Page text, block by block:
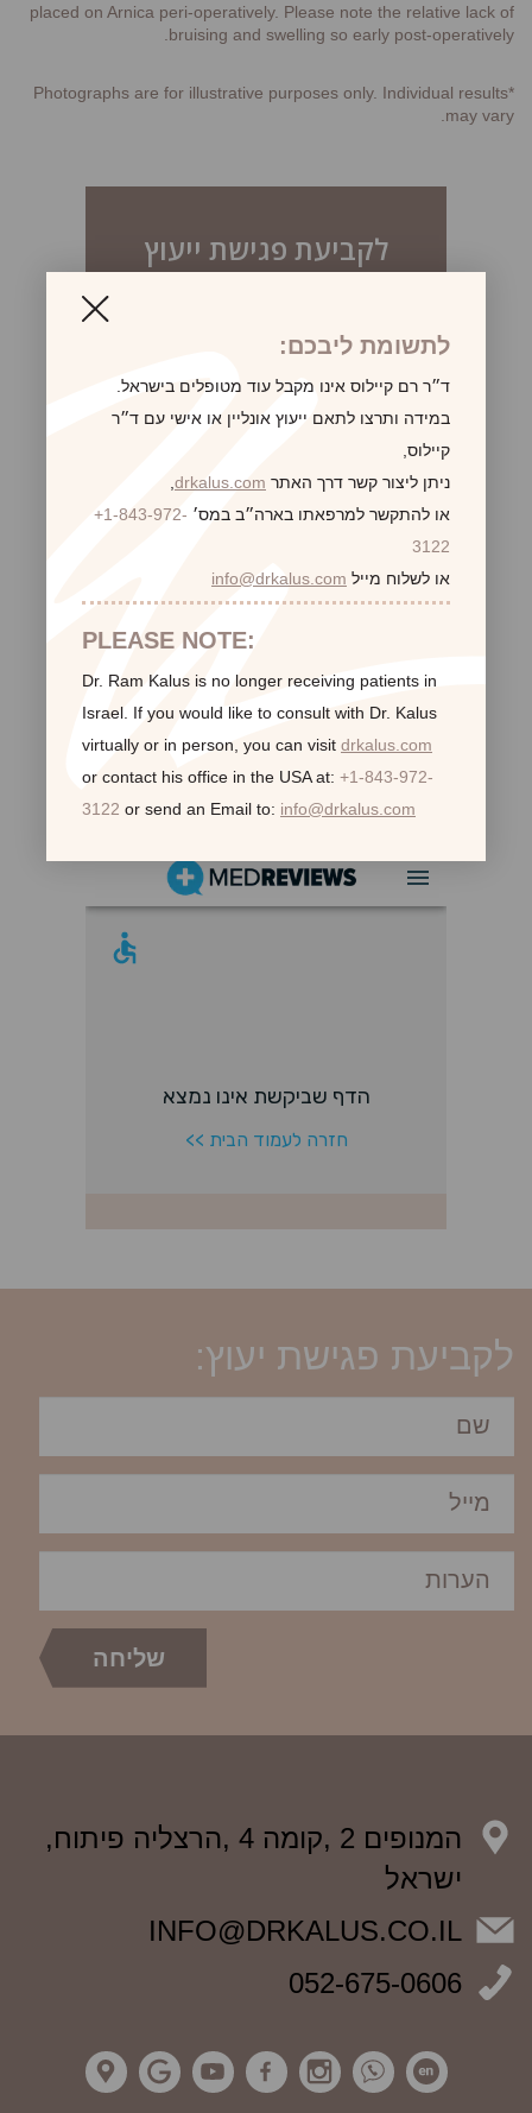
placed on Arnica peri-operatively. Please note the relative lack of
bruising and swelling so early post-operatively.
*Photographs are for illustrative purposes only. Individual results
may vary.
לקביעת פגישת ייעוץ
לקוחות ממליצות:
לקביעת פגישת יעוץ:
המנופים 2 ,קומה 4 ,הרצליה פיתוח,
ישראל
INFO@DRKALUS.CO.IL
052-675-0606
לתשומת ליבכם:
ד״ר רם קיילוס אינו מקבל עוד מטופלים בישראל.
במידה ותרצו לתאם ייעוץ אונליין או אישי עם ד״ר
קיילוס,
ניתן ליצור קשר דרך האתר drkalus.com
או להתקשר למרפאתו בארה״ב במס׳ +1-843-972-
3122
או לשלוח מייל info@drkalus.com
PLEASE NOTE:
Dr. Ram Kalus is no longer receiving patients in
Israel. If you would like to consult with Dr. Kalus
virtually or in person, you can visit drkalus.com
or contact his office in the USA at: +1-843-972-
3122 or send an Email to: info@drkalus.com